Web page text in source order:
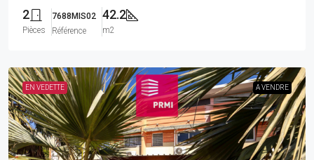
2
Pièces
7688MIS02
Référence
42.2
m2
EN VEDETTE A VENDRE